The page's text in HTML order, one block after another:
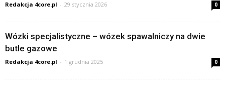
Redakcja 4core.pl - 29 stycznia 2026 0
Wózki specjalistyczne – wózek spawalniczy na dwie
butle gazowe
Redakcja 4core.pl - 1 grudnia 2025 0